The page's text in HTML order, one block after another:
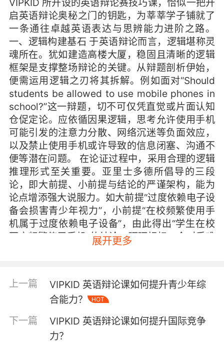
VIPKID 所开设的英语辩论赛技巧课，恰似一把开
启英语辩论奥秘之门的钥匙，为莘莘学子铺就了
一条通往卓越英语表达与思辨能力进阶之路。
一、逻辑构建基石 于英语辩论而言，逻辑堪称灵
魂所在。犹如建造高楼大厦，稳固且清晰的逻辑
框架是支撑整场辩论的关键。从辩题剖析伊始，
便需运用逻辑之刃将其拆解。例如面对“Should
students be allowed to use mobile phones in
school?”这一辩题，切不可仅凭直觉或片面认知
仓促定论。应依循因果逻辑，思考允许使用手机
可能引发的注意力分散、网络沉迷等负面效应，
以及禁止使用手机或许导致的信息闭塞、沟通不
便等潜在问题。 在论证过程中，采用合理的逻辑
推理形式至关重要。亚里士多德所倡导的三段
论，即大前提、小前提与结论的严谨架构，能为
论点增添强大说服力。如大前提“过度依赖电子设
备会损害青少年视力”，小前提“在校频繁使用手
机属于过度依赖电子设备”，由此得出“学生在校
不应频繁使用手机”的结论，环环相扣，令对手难
以撼动。VIPKID 的英语辩论赛技巧课深知逻辑构
导学生摆脱思维混沌，踏上逻辑清晰的辩论正
轨。 二、语言表达利刃 精准恰当的词汇运用是英
语辩论赛场上的制胜法宝之一。辩论绝非日常闲
聊，专业术语与高级词汇的巧妙植入，能让表达
更具权威性。以探讨“The impact of artificial
intelligence on employment”为例，熟练运用
展开更多
上一篇
VIPKID 英语辩论课如何提升青少年综
合能力？
HOT
下一篇
VIPKID 英语辩论课如何提升国际竞争
力？